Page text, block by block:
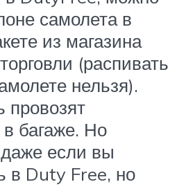
самолета в
из магазина
(распивать
нельзя).
провозят
багаже. Но
если вы
в Duty Free, но